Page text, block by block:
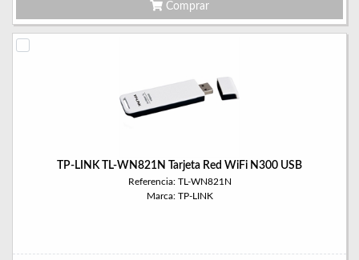
Comprar
TP-LINK TL-WN821N Tarjeta Red WiFi N300 USB
Referencia: TL-WN821N
Marca: TP-LINK